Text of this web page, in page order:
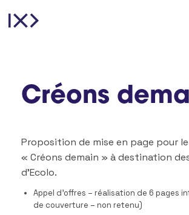
Créons
Proposition de mise en page pour
« Créons demain » à destination
d’Ecolo.
Appel d’offres – réalisation de 6 pages
de couverture – non retenu)